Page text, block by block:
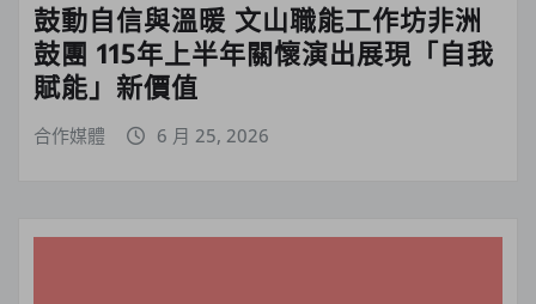
鼓動自信與溫暖 文山職能工作坊非洲
鼓團 115年上半年關懷演出展現「自我
賦能」新價值
合作媒體 6 月 25, 2026